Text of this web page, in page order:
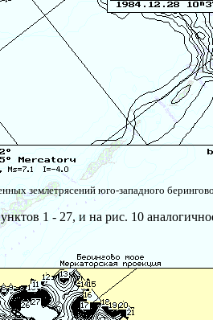
землетрясений юго-западного
1 - 27, и на рис. 10